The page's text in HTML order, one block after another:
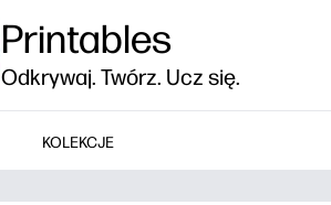
Printables
Odkrywaj. Twórz. Ucz się.
KOLEKCJE